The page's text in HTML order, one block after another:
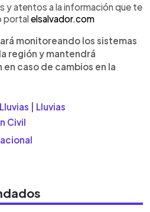
y atentos a la información que te
portalelsalvador.com
monitoreando los sistemas
región y mantendrá
caso de cambios en la
Lluvias
Lluvias
Civil